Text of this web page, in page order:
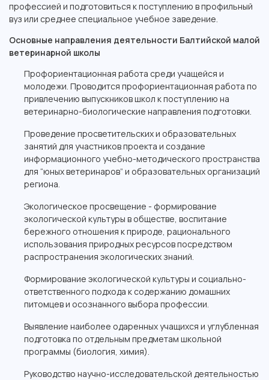
профессией и подготовиться к поступлению в профильный
вуз или среднее специальное учебное заведение.
Основные направления деятельности Балтийской малой
ветеринарной школы
Профориентационная работа среди учащейся и
молодежи. Проводится профориентационная работа по
привлечению выпускников школ к поступлению на
ветеринарно-биологические направления подготовки.
Проведение просветительских и образовательных
занятий для участников проекта и создание
информационного учебно-методического пространства
для “юных ветеринаров” и образовательных организаций
региона.
Экологическое просвещение - формирование
экологической культуры в обществе, воспитание
бережного отношения к природе, рационального
использования природных ресурсов посредством
распространения экологических знаний.
Формирование экологической культуры и социально-
ответственного подхода к содержанию домашних
питомцев и осознанного выбора профессии.
Выявление наиболее одаренных учащихся и углубленная
подготовка по отдельным предметам школьной
программы (биология, химия).
Руководство научно-исследовательской деятельностью